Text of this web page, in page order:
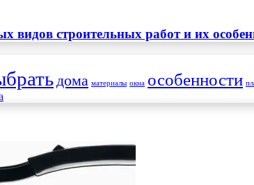
видов строительных работ и их
дома материалы окна особенности